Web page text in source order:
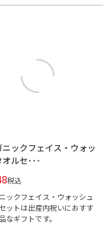
ニックフェイス・ウォッ
ルセ･･･
税込
ックフェイス・ウォッシュ
ットは出産内祝いにおすす
なギフトです。